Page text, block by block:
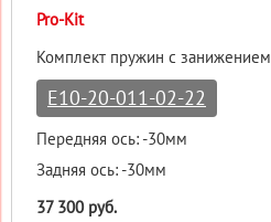
Pro-Kit
Комплект пружин с занижением
E10-20-011-02-22
Передняя ось: -30мм
Задняя ось: -30мм
37 300 руб.